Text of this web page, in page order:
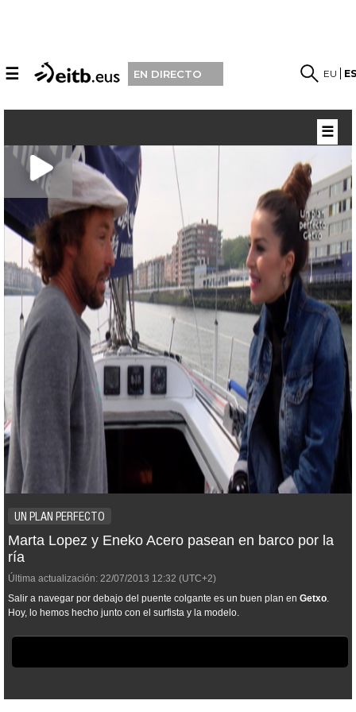
☰ EN DIRECTO EU
UN PLAN PERFECTO
Marta Lopez y Eneko Acero pasean en barco por la
ría
Última actualización: 22/07/2013 12:32 (UTC+2)
Salir a navegar por debajo del puente colgante es un buen plan en Getxo.
Hoy, lo hemos hecho junto con el surfista y la modelo.
☰